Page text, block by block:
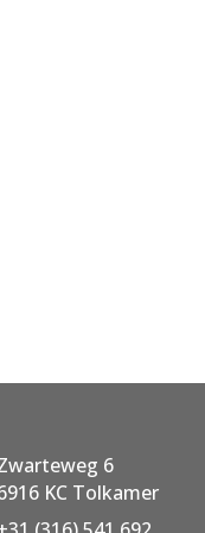
6
KC Tolkamer